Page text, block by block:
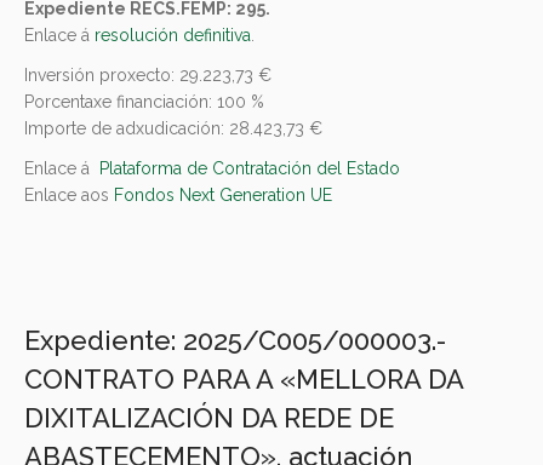
Expediente RECS.FEMP: 295.
Enlace á resolución definitiva
Inversión proxecto: 29.223,73 €
Porcentaxe financiación: 100 %
Importe de adxudicación: 28.423,73 €
Enlace á
Plataforma de Contratación del Estado
Enlace aos Fondos Next Generation UE
Expediente: 2025/C005/000003.-
CONTRATO PARA A «MELLORA DA
DIXITALIZACIÓN DA REDE DE
ABASTECEMENTO», actuación